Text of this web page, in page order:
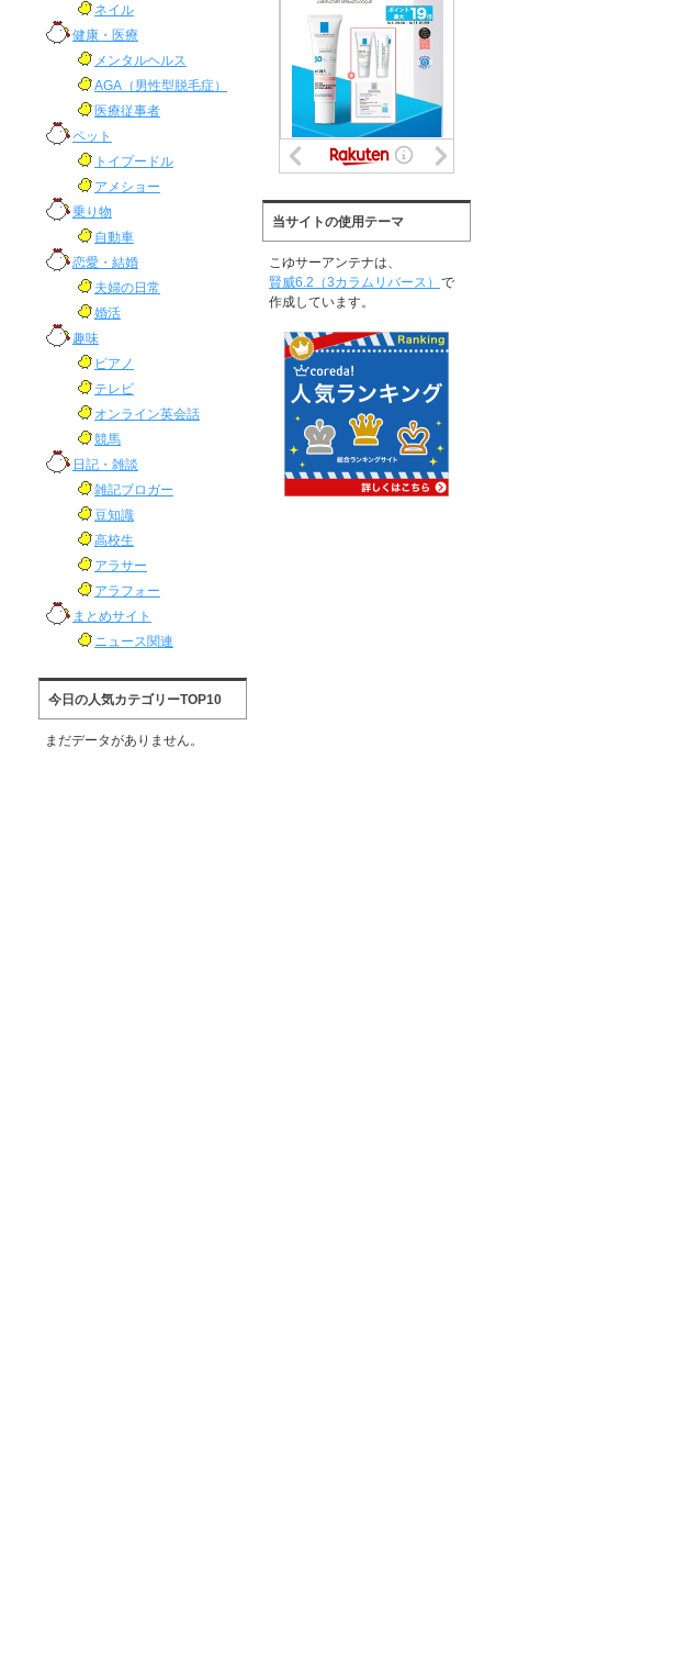
ネイル
健康・医療
メンタルヘルス
AGA（男性型脱毛症）
医療従事者
ペット
トイプードル
アメショー
乗り物
自動車
恋愛・結婚
夫婦の日常
婚活
趣味
ピアノ
テレビ
オンライン英会話
競馬
日記・雑談
雑記ブロガー
豆知識
高校生
アラサー
アラフォー
まとめサイト
ニュース関連
今日の人気カテゴリーTOP10
まだデータがありません。
当サイトの使用テーマ
こゆサーアンテナは、
賢威6.2（3カラムリバース） で
作成しています。